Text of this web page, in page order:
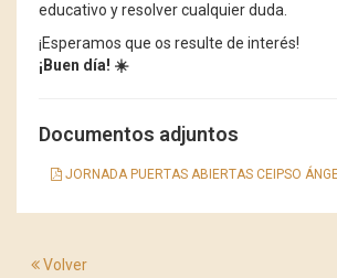
educativo y resolver cualquier duda.
¡Esperamos que os resulte de interés!
¡Buen día! ☀️
Documentos adjuntos
JORNADA PUERTAS ABIERTAS CEIPSO
Volver